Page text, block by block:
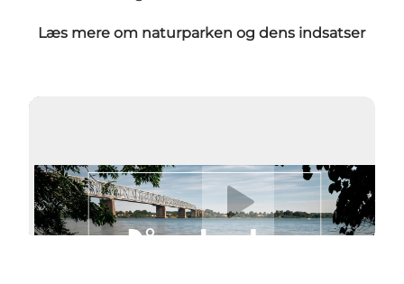
Læs mere om naturparken og dens indsatser
Afspil video